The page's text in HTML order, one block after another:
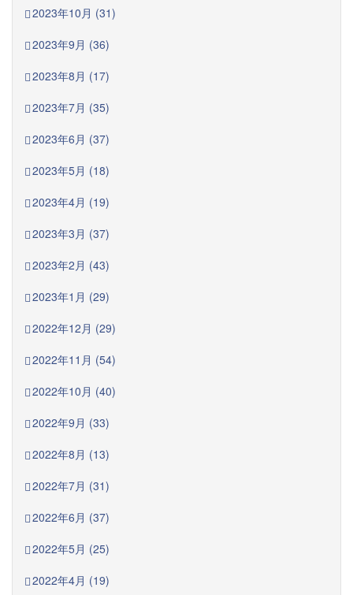
2023年10月 (31)
2023年9月 (36)
2023年8月 (17)
2023年7月 (35)
2023年6月 (37)
2023年5月 (18)
2023年4月 (19)
2023年3月 (37)
2023年2月 (43)
2023年1月 (29)
2022年12月 (29)
2022年11月 (54)
2022年10月 (40)
2022年9月 (33)
2022年8月 (13)
2022年7月 (31)
2022年6月 (37)
2022年5月 (25)
2022年4月 (19)